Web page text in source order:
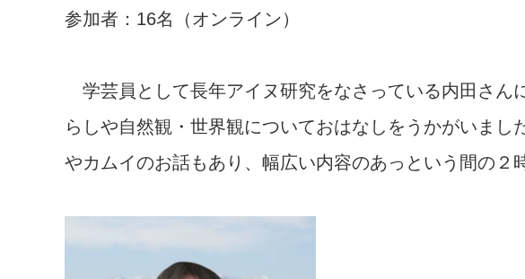
参加者：16名（オンライン）
学芸員として長年アイヌ研究をなさっている内田さん
らしや自然観・世界観についておはなしをうかがいまし
やカムイのお話もあり、幅広い内容のあっという間の２